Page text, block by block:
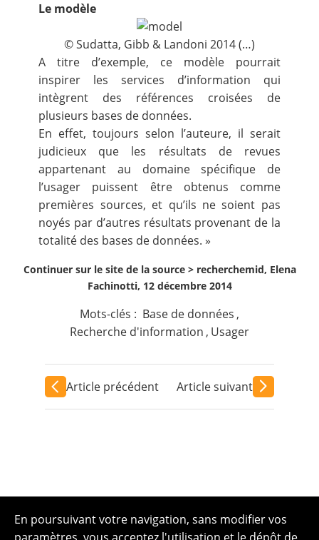
Le modèle
© Sudatta, Gibb & Landoni 2014 (…)
A titre d’exemple, ce modèle pourrait
inspirer les services d’information qui
intègrent des références croisées de
plusieurs bases de données.
En effet, toujours selon l’auteure, il serait
judicieux que les résultats de revues
appartenant au domaine spécifique de
l’usager puissent être obtenus comme
premières sources, et qu’ils ne soient pas
noyés par d’autres résultats provenant de la
totalité des bases de données. »
Continuer sur le site de la source > recherchemid, Elena
Fachinotti, 12 décembre 2014
Mots-clés : Base de données ,
Recherche d'information , Usager
Article précédent Article suivant
En poursuivant votre navigation, sans modifier vos